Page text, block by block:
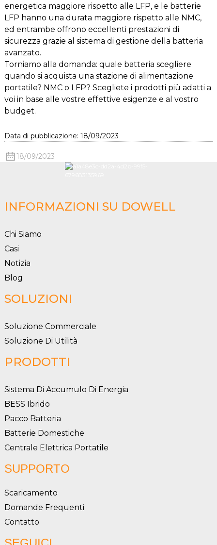
energetica maggiore rispetto alle LFP, e le batterie
LFP hanno una durata maggiore rispetto alle NMC,
ed entrambe offrono eccellenti prestazioni di
sicurezza grazie al sistema di gestione della batteria
avanzato.
Torniamo alla domanda: quale batteria scegliere
quando si acquista una stazione di alimentazione
portatile? NMC o LFP? Scegliete i prodotti più adatti a
voi in base alle vostre effettive esigenze e al vostro
budget.
Data di pubblicazione: 18/09/2023
18/09/2023
INFORMAZIONI SU DOWELL
Chi Siamo
Casi
Notizia
Blog
SOLUZIONI
Soluzione Commerciale
Soluzione Di Utilità
PRODOTTI
Sistema Di Accumulo Di Energia
BESS Ibrido
Pacco Batteria
Batterie Domestiche
Centrale Elettrica Portatile
SUPPORTO
Scaricamento
Domande Frequenti
Contatto